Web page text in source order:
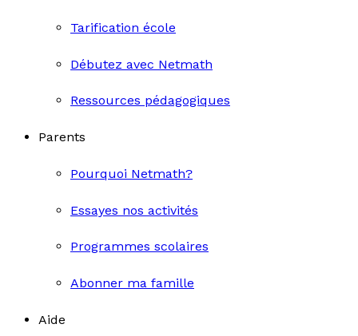
Tarification école
Débutez avec Netmath
Ressources pédagogiques
Parents
Pourquoi Netmath?
Essayes nos activités
Programmes scolaires
Abonner ma famille
Aide